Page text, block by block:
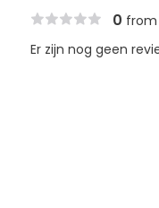
0 from
Er zijn nog geen